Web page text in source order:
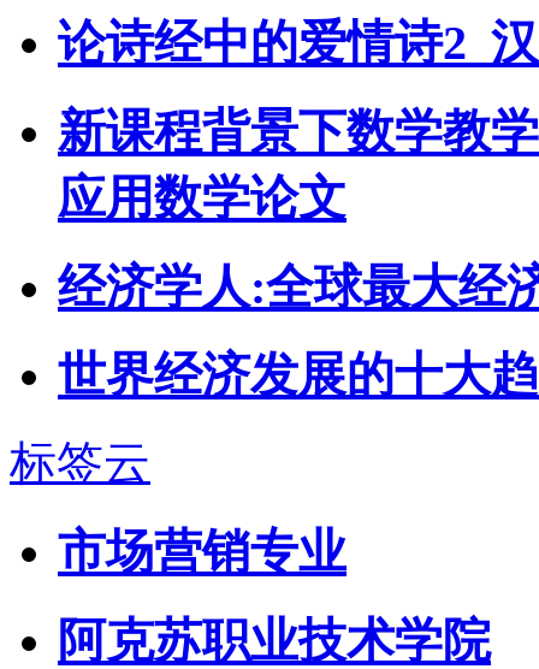
论诗经中的爱情诗2_
新课程背景下数学教
应用数学论文
经济学人:全球最大经
世界经济发展的十大
标签云
市场营销专业
阿克苏职业技术学院